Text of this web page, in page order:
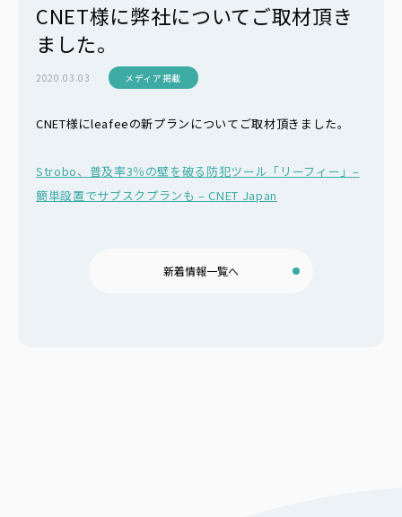
CNET様に弊社についてご取材頂き
ました。
2020.03.03 メディア掲載
CNET様にleafeeの新プランについてご取材頂きました。
Strobo、普及率3％の壁を破る防犯ツール「リーフィー」–
簡単設置でサブスクプランも – CNET Japan
新着情報一覧へ